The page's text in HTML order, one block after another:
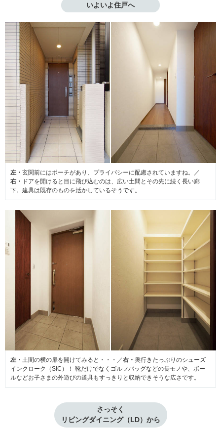
いよいよ住戸へ
左・ 玄関前にはポーチがあり、プライバシーに配慮されていますね。／
右・ ドアを開けると目に飛び込むのは、広い土間とその先に続く長い廊
下。建具は既存のものを活かしているそうです。
左・ 土間の横の扉を開けてみると・・・／右・ 奥行きたっぷりのシューズ
インクローク（SIC）！ 靴だけでなくゴルフバッグなどの長モノや、ボー
ルなどお子さまの外遊びの道具もすっきりと収納できそうな広さです。
さっそく
リビングダイニング（LD）から